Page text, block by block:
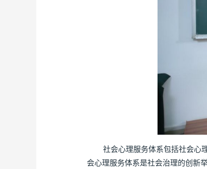
社会心理服务体系包括社会心理
会心理服务体系是社会治理的创新